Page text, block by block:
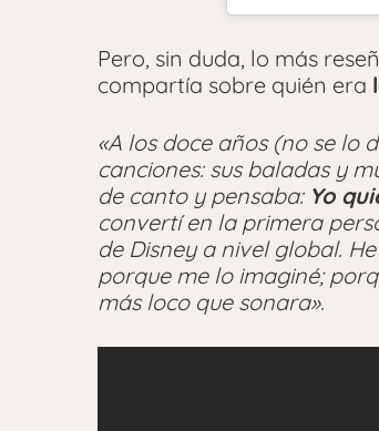
Pero, sin duda, lo más
compartía sobre quién era
«A los doce años (no se lo
canciones: sus baladas y
de canto y pensaba: Yo
convertí en la primera
de Disney a nivel global.
porque me lo imaginé;
más loco que sonara».